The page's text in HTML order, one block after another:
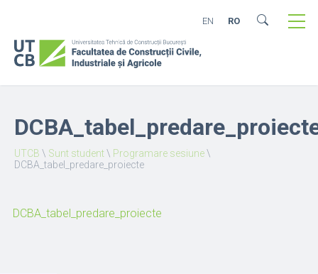
EN RO
UTCB \ Sunt student\ Programare sesiune\
DCBA_tabel_predare_proiecte
DCBA_tabel_predare_proiecte